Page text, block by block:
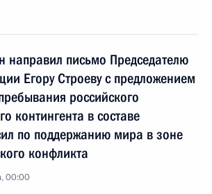
направил письмо Председателю
Егору Строеву с предложением
российского
контингента в составе
по поддержанию мира в зоне
конфликта
00:00